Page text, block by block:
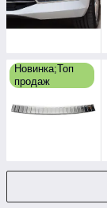
Новинка;Топ
продаж